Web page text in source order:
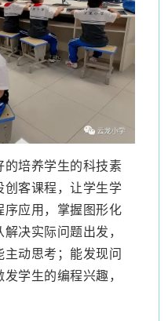
的培养学生的科技素
创客课程，让学生学
序应用，掌握图形化
决实际问题出发，
动思考；能发现问
学生的编程兴趣，